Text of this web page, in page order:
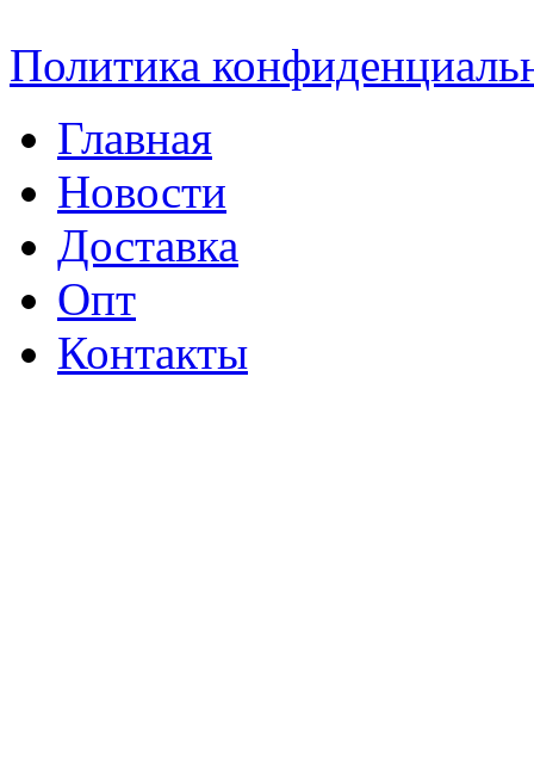
Политика
Главная
Новости
Доставка
Опт
Контакты